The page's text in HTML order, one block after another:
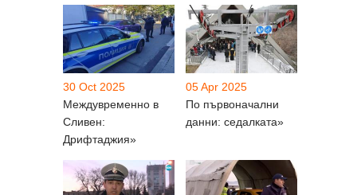
30 Oct 2025
Междувременно в
Сливен:
Дрифтаджия»
05 Apr 2025
По първоначални
данни: седалката»